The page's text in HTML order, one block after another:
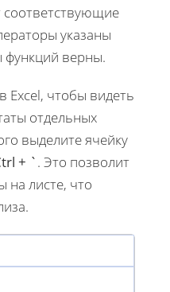
указаны
функций верны.
в Excel, чтобы видеть
отдельных
выделите ячейку
+ `. Это позволит
на листе, что